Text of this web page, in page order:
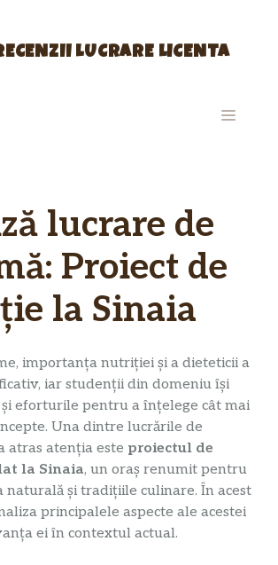
LUCRARE LICENTA
MENIU
lucrare de
Proiect de
la Sinaia
importanța nutriției și a dieteticii a
iar studenții din domeniu își
eforturile pentru a înțelege cât mai
Una dintre lucrările de
atras atenția este proiectul de
la Sinaia, un oraș renumit pentru
naturală și tradițiile culinare. În acest
principalele aspecte ale acestei
ei în contextul actual.